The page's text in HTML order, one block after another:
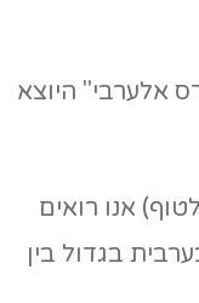
אלערבי" היוצא
אנו רואים
בגדול בין